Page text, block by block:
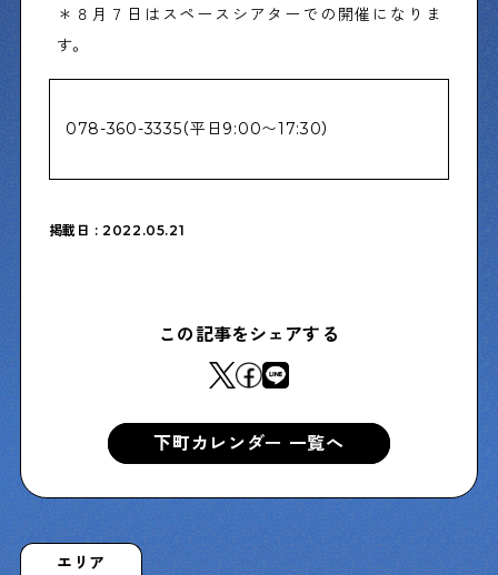
下町マップ
下町寫眞
＊８月７日はスペースシアターでの開催になりま
す。
078-360-3335（平日9:00〜17:30）
掲載日 : 2022.05.21
この記事をシェアする
下町カレンダー 一覧へ
エリア